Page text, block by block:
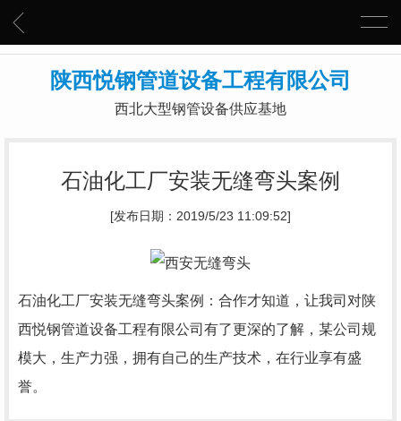
陕西悦钢管道设备工程有限公司
西北大型钢管设备供应基地
石油化工厂安装无缝弯头案例
[发布日期：2019/5/23 11:09:52]
石油化工厂安装无缝弯头案例：合作才知道，让我司对陕
西悦钢管道设备工程有限公司有了更深的了解，某公司规
模大，生产力强，拥有自己的生产技术，在行业享有盛
誉。